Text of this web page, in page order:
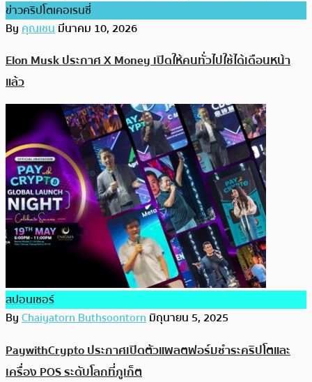
ข่าวคริปโตเคอเรนซี่
Byคุณเชนมีนาคม 10, 2026
Elon Musk ประกาศ X Money เปิดให้คนทั่วไปใช้ได้เดือนหน้า
แล้ว
สปอนเซอร์
ByChaiyatorn Buthsoontornมิถุนายน 5, 2025
PaywithCrypto ประกาศเปิดตัวแพลตฟอร์มชำระคริปโตและ
เครื่อง POS ระดับโลกที่ภูเก็ต